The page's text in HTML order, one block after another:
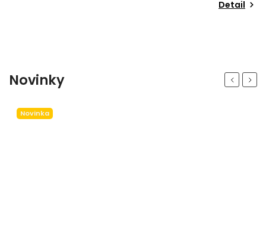
Detail
Novinky Previous
Novinka
Next